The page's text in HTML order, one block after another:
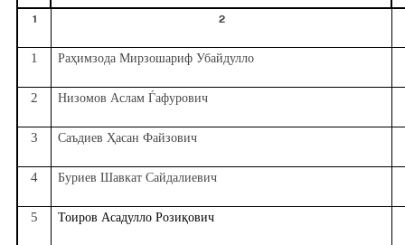
1 2
1 Раҳимзода Мирзошариф Убайдулло
2 Низомов Аслам Ѓафурович
3 СаъдиевҲасан Файзович
4 Буриев Шавкат Сайдалиевич
5 Тоиров Асадулло Розиқович